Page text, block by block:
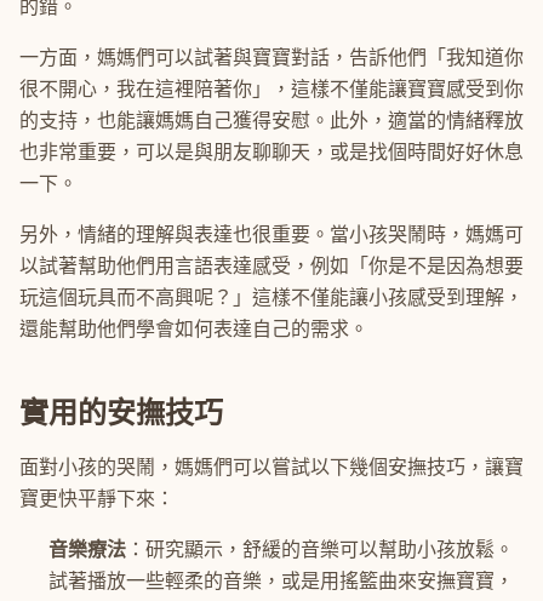
的錯。
一方面，媽媽們可以試著與寶寶對話，告訴他們「我知道你
很不開心，我在這裡陪著你」，這樣不僅能讓寶寶感受到你
的支持，也能讓媽媽自己獲得安慰。此外，適當的情緒釋放
也非常重要，可以是與朋友聊聊天，或是找個時間好好休息
一下。
另外，情緒的理解與表達也很重要。當小孩哭鬧時，媽媽可
以試著幫助他們用言語表達感受，例如「你是不是因為想要
玩這個玩具而不高興呢？」這樣不僅能讓小孩感受到理解，
還能幫助他們學會如何表達自己的需求。
實用的安撫技巧
面對小孩的哭鬧，媽媽們可以嘗試以下幾個安撫技巧，讓寶
寶更快平靜下來：
音樂療法 ：研究顯示，舒緩的音樂可以幫助小孩放鬆。
試著播放一些輕柔的音樂，或是用搖籃曲來安撫寶寶，